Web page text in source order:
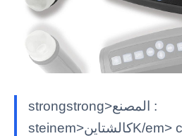
strongstrong>المصنع :
steinem>كالشتاينK/em> classimg